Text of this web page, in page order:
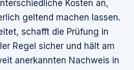
Kosten an,
geltend machen lassen.
schafft die Prüfung in
Regel sicher und hält am
anerkannten Nachweis in